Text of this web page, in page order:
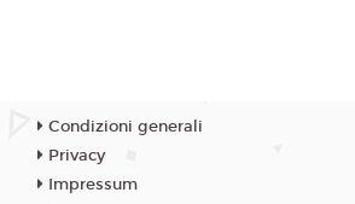
Condizioni generali
Privacy
Impressum